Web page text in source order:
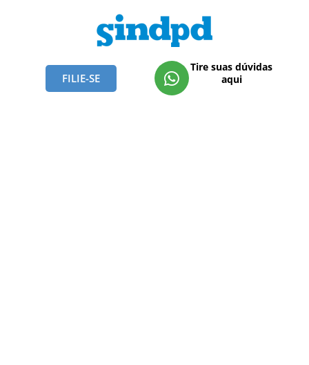
FILIE-SE
Tire suas dúvidas
aqui